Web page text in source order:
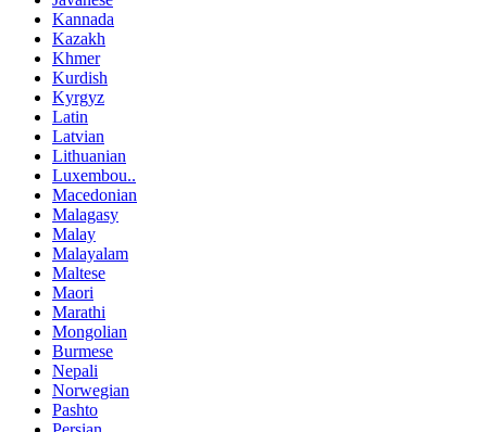
Kannada
Kazakh
Khmer
Kurdish
Kyrgyz
Latin
Latvian
Lithuanian
Luxembou..
Macedonian
Malagasy
Malay
Malayalam
Maltese
Maori
Marathi
Mongolian
Burmese
Nepali
Norwegian
Pashto